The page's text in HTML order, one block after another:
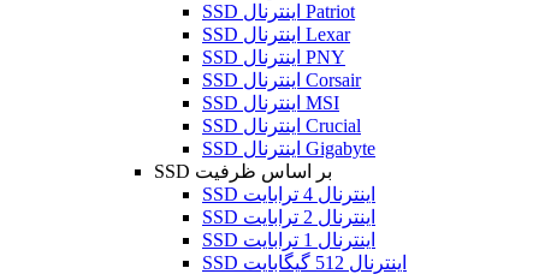
SSD اینترنال Patriot
SSD اینترنال Lexar
SSD اینترنال PNY
SSD اینترنال Corsair
SSD اینترنال MSI
SSD اینترنال Crucial
SSD اینترنال Gigabyte
SSD بر اساس ظرفیت
SSD اینترنال 4 ترابایت
SSD اینترنال 2 ترابایت
SSD اینترنال 1 ترابایت
SSD اینترنال 512 گیگابایت